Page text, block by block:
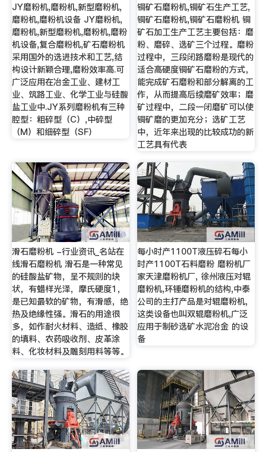
JY磨粉机,磨粉机,新型磨粉机,
磨粉机,磨粉机设备 JY磨粉机,
磨粉机,新型磨粉机,磨粉机,磨粉
机设备,复合磨粉机,矿石磨粉机
采用国外的选进技术和工艺,结
构设计新颖合理,磨粉效率高.可
广泛应用在冶金工业、建材工
业、筑路工业、化学工业与硅酸
盐工业中.JY系列磨粉机有三种
腔型：粗碎型（C）,中碎型
（M）和细碎型（SF）
铜矿石磨粉机,铜矿石生产工艺,
铜矿石磨粉机,铜矿石磨粉机 铜
矿石加工生产工艺主要包括：磨
粉、磨碎、选矿三个过程。磨粉
过程中，三段闭路磨粉是现代的
适合高硬度铜矿石磨粉的方式，
能完成矿石磨粉和部分解离的工
作，从而提高后续磨矿效率；磨
矿过程中，二段一闭磨矿可以使
铜矿磨的更加充分；选矿工艺
中，近年来出现的比较成功的新
工艺具有代表
滑石磨粉机 -行业资讯_名站在
线滑石磨粉机 滑石是一种常见
的硅酸盐矿物，呈不规则的块
状，有蜡样光泽，摩氏硬度1，
是已知最软的矿物，有滑感，绝
热及绝缘性强。滑石的用途很
多，如作耐火材料、造纸、橡胶
的填料、农药吸收剂、皮革涂
料、化妆材料及雕刻用料等等。
每小时产1100T液压碎石每小
时产1100T石料磨粉 磨粉机厂
家天津磨粉机厂, 徐州液压对辊
磨粉机,环锤磨粉机的结构,中泰
公司的主打产品是对辊磨粉机,
这类设备也叫双辊磨粉机,广泛
应用于制砂选矿水泥冶金 的设
备